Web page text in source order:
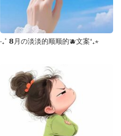
‧₊˚ 𝟴月の淡淡的顺顺的🫐文案⁺₊⋆